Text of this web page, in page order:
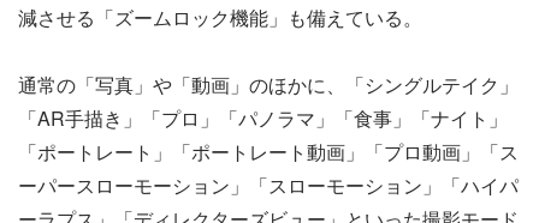
減させる「ズームロック機能」も備えている。
通常の「写真」や「動画」のほかに、「シングルテイク」
「AR手描き」「プロ」「パノラマ」「食事」「ナイト」
「ポートレート」「ポートレート動画」「プロ動画」「ス
ーパースローモーション」「スローモーション」「ハイパ